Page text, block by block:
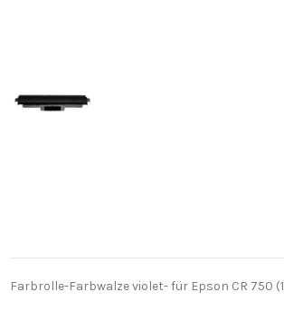
Farbrolle-Farbwalze violet- für Epson CR 750